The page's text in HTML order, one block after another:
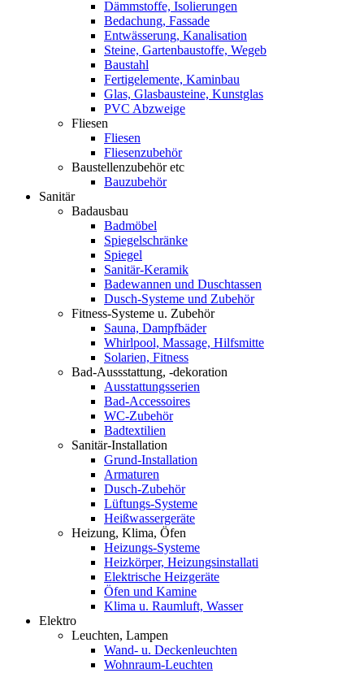
Dämmstoffe, Isolierungen
Bedachung, Fassade
Entwässerung, Kanalisation
Steine, Gartenbaustoffe, Wegeb
Baustahl
Fertigelemente, Kaminbau
Glas, Glasbausteine, Kunstglas
PVC Abzweige
Fliesen
Fliesen
Fliesenzubehör
Baustellenzubehör etc
Bauzubehör
Sanitär
Badausbau
Badmöbel
Spiegelschränke
Spiegel
Sanitär-Keramik
Badewannen und Duschtassen
Dusch-Systeme und Zubehör
Fitness-Systeme u. Zubehör
Sauna, Dampfbäder
Whirlpool, Massage, Hilfsmitte
Solarien, Fitness
Bad-Aussstattung, -dekoration
Ausstattungsserien
Bad-Accessoires
WC-Zubehör
Badtextilien
Sanitär-Installation
Grund-Installation
Armaturen
Dusch-Zubehör
Lüftungs-Systeme
Heißwassergeräte
Heizung, Klima, Öfen
Heizungs-Systeme
Heizkörper, Heizungsinstallati
Elektrische Heizgeräte
Öfen und Kamine
Klima u. Raumluft, Wasser
Elektro
Leuchten, Lampen
Wand- u. Deckenleuchten
Wohnraum-Leuchten